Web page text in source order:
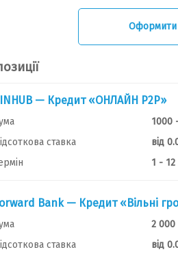
Оформити
— Кредит «ОНЛАЙН Р2Р»
1000
ставка
від
1 - 12
Bank — Кредит «Вільні
2 000
ставка
від